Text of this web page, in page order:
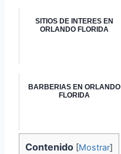
SITIOS DE INTERES EN
ORLANDO FLORIDA
BARBERIAS EN ORLANDO
FLORIDA
Contenido [Mostrar]